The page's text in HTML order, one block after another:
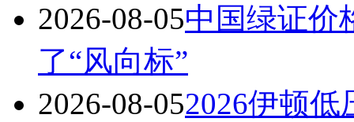
2026-08-05中国绿证价
了“风向标”
2026-08-052026伊顿